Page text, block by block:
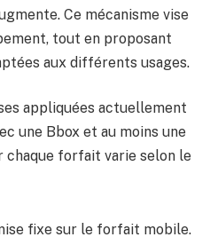
Ce mécanisme vise
tout en proposant
aux différents usages.
appliquées actuellement
une Bbox et au moins une
chaque forfait varie selon le
fixe sur le forfait mobile.